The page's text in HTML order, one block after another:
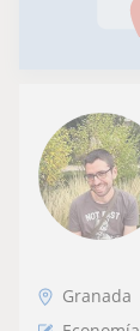
Granada